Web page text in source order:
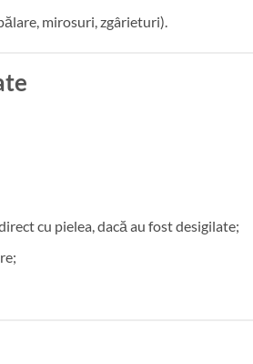
mirosuri, zgârieturi).
cu pielea, dacă au fost desigilate;